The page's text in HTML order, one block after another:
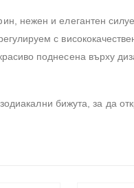
нежен и елегантен
с
поднесена върху
бижута, за да